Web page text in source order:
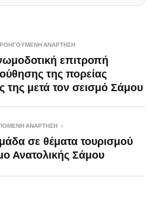
ΑΝΆΡΤΗΣΗ
επιτροπή
της πορείας
της μετά τον σεισμό Σάμου
ΑΝΆΡΤΗΣΗ
σε θέματα τουρισμού
Ανατολικής Σάμου